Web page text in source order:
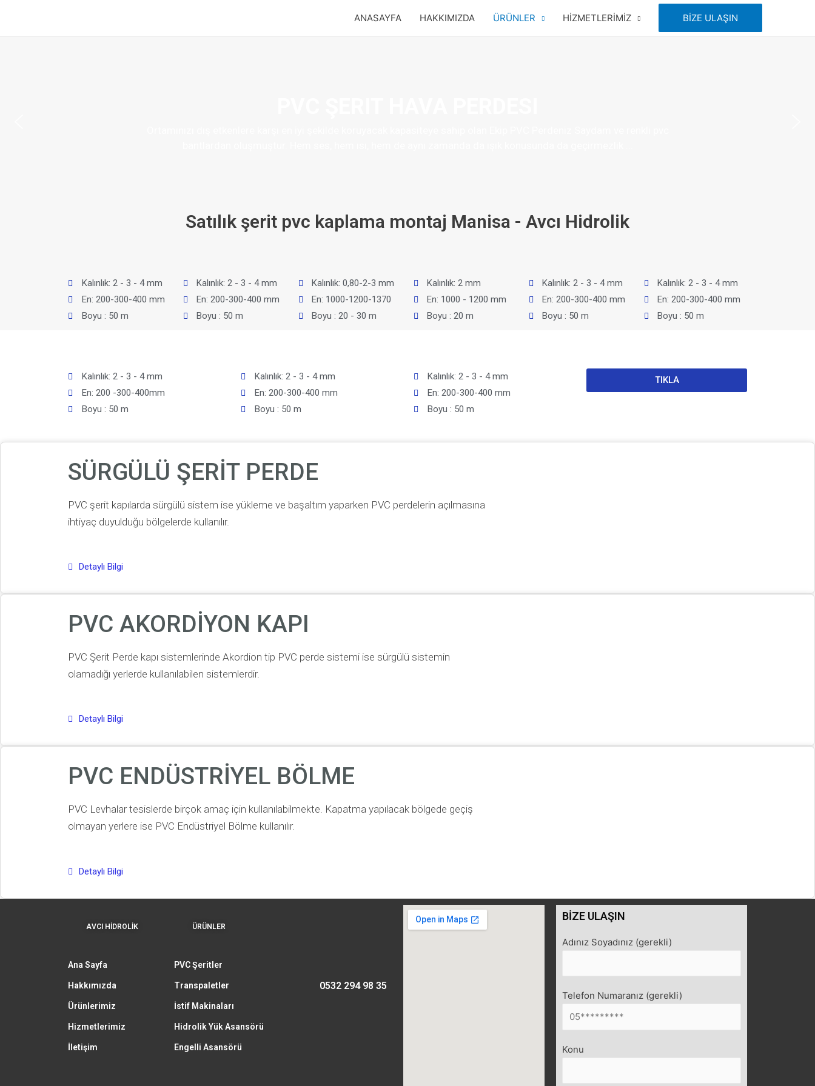
ANASAYFA HAKKIMIZDA ÜRÜNLER HİZMETLERİMİZ BİZE ULAŞIN
Satılık şerit pvc kaplama montaj Manisa - Avcı Hidrolik
Kalınlık: 2 - 3 - 4 mm
En: 200-300-400 mm
Boyu : 50 m
Kalınlık: 2 - 3 - 4 mm
En: 200-300-400 mm
Boyu : 50 m
Kalınlık: 0,80-2-3 mm
En: 1000-1200-1370
Boyu : 20 - 30 m
Kalınlık: 2 mm
En: 1000 - 1200 mm
Boyu : 20 m
Kalınlık: 2 - 3 - 4 mm
En: 200-300-400 mm
Boyu : 50 m
Kalınlık: 2 - 3 - 4 mm
En: 200-300-400 mm
Boyu : 50 m
Kalınlık: 2 - 3 - 4 mm
En: 200 -300-400mm
Boyu : 50 m
Kalınlık: 2 - 3 - 4 mm
En: 200-300-400 mm
Boyu : 50 m
Kalınlık: 2 - 3 - 4 mm
En: 200-300-400 mm
Boyu : 50 m
TIKLA
SÜRGÜLÜ ŞERİT PERDE
PVC şerit kapılarda sürgülü sistem ise yükleme ve başaltım yaparken PVC perdelerin açılmasına
ihtiyaç duyulduğu bölgelerde kullanılır.
Detaylı Bilgi
PVC AKORDİYON KAPI
PVC Şerit Perde kapı sistemlerinde Akordion tip PVC perde sistemi ise sürgülü sistemin
olamadığı yerlerde kullanılabilen sistemlerdir.
Detaylı Bilgi
PVC ENDÜSTRİYEL BÖLME
PVC Levhalar tesislerde birçok amaç için kullanılabilmekte. Kapatma yapılacak bölgede geçiş
olmayan yerlere ise PVC Endüstriyel Bölme kullanılır.
Detaylı Bilgi
AVCI HİDROLİK
Ana Sayfa
Hakkımızda
Ürünlerimiz
Hizmetlerimiz
İletişim
ÜRÜNLER
PVC Şeritler
Transpaletler
İstif Makinaları
Hidrolik Yük Asansörü
Engelli Asansörü
0532 294 98 35
BİZE ULAŞIN
Adınız Soyadınız (gerekli)
Telefon Numaranız (gerekli)
Konu